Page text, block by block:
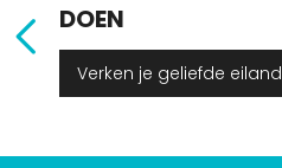
DOEN
Verken je geliefde eiland